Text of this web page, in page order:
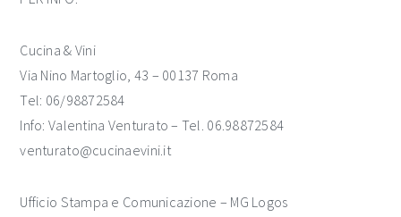
Cucina & Vini
Via Nino Martoglio, 43 – 00137 Roma
Tel: 06/98872584
Info: Valentina Venturato – Tel. 06.98872584
venturato@cucinaevini.it
Ufficio Stampa e Comunicazione – MG Logos